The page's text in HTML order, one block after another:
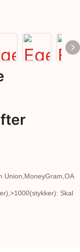
Union,MoneyGram,OA
Skal